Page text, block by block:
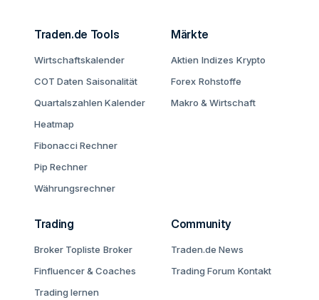
Traden.de Tools
Wirtschaftskalender
COT Daten Saisonalität
Quartalszahlen Kalender
Heatmap
Fibonacci Rechner
Pip Rechner
Währungsrechner
Märkte
Aktien Indizes Krypto
Forex Rohstoffe
Makro & Wirtschaft
Trading
Broker Topliste Broker
Finfluencer & Coaches
Trading lernen
Community
Traden.de News
Trading Forum Kontakt